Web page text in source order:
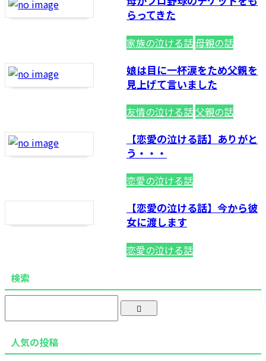
らってきた
家族の泣ける話母親の話
娘は目に一杯涙をため父親を
見上げて言いました
友情の泣ける話 父親の話
【恋愛の泣ける話】ありがと
恋愛の泣ける話
【恋愛の泣ける話】今から彼
女に渡します
恋愛の泣ける話
検索
人気の投稿